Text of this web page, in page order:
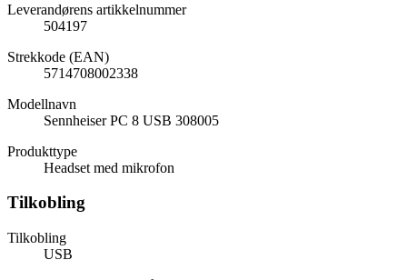
Leverandørens artikkelnummer
504197
Strekkode (EAN)
5714708002338
Modellnavn
Sennheiser PC 8 USB 308005
Produkttype
Headset med mikrofon
Tilkobling
Tilkobling
USB